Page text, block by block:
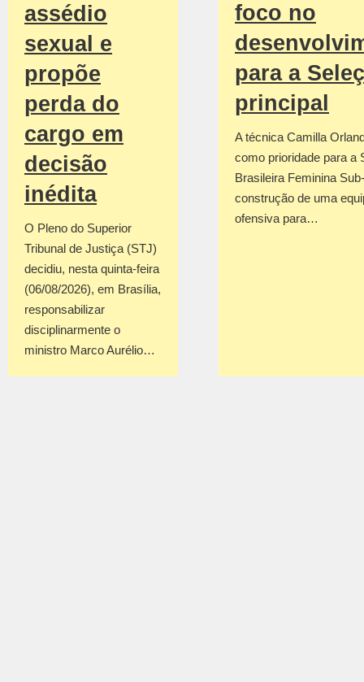
assédio
sexual e
propõe
perda do
cargo em
decisão
inédita
O Pleno do Superior
Tribunal de Justiça (STJ)
decidiu, nesta quinta-feira
(06/08/2026), em Brasília,
responsabilizar
disciplinarmente o
ministro Marco Aurélio…
foco no
para a
principal
A técnica Camilla
como prioridade para a
Brasileira Feminina
construção de uma
ofensiva para…